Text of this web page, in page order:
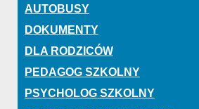
AUTOBUSY
DOKUMENTY
DLA RODZICÓW
PEDAGOG SZKOLNY
PSYCHOLOG SZKOLNY